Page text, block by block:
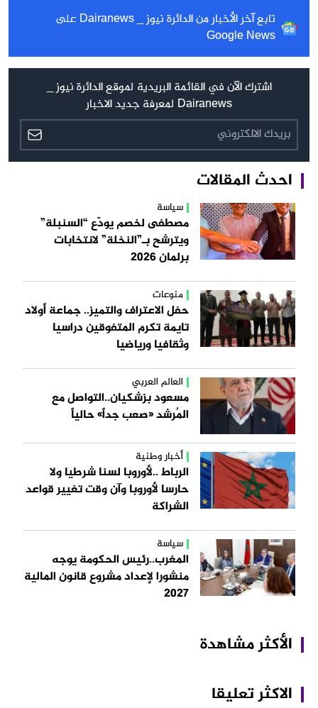
تابع آخر الأخبار من الدائرة نيوز _ Dairanews على
Google News
اشترك الآن في القائمة البريدية لموقع الدائرة نيوز _
Dairanews لمعرفة جديد الاخبار
احدث المقالات
سياسة
مصطفى لخصم يودّع “السنبلة”
ويترشح بـ”النخلة” لانتخابات
برلمان 2026
منوعات
حفل الاعتراف والتميز.. جماعة أولاد
تايمة تكرم المتفوقين دراسيا
وثقافيا ورياضيا
العالم العربي
مسعود بزشكيان..التواصل مع
المُرشد «صعب جداً» حالياً
أخبار وطنية
الرباط ..لأوروبا لسنا شرطيا ولا
حارسا لأوروبا وآن وقت تغيير قواعد
الشراكة
سياسة
المغرب..رئيس الحكومة يوجه
منشورا لإعداد مشروع قانون المالية
2027
الأكثر مشاهدة
الاكثر تعليقا